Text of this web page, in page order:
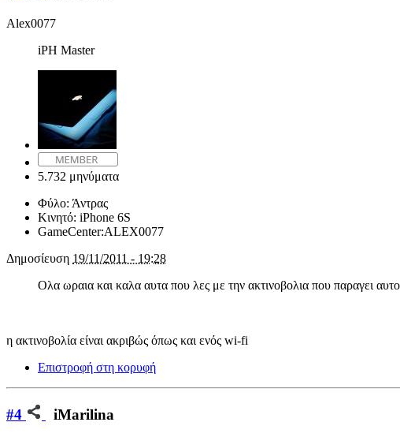
Alex0077
iPH Master
5.732 μηνύματα
Φύλο: Άντρας
Κινητό: iPhone 6S
GameCenter:ALEX0077
Δημοσίευση 19/11/2011 - 19:28
Ολα ωραια και καλα αυτα που λες με την ακτινοβολια που παραγει
η ακτινοβολία είναι ακριβώς όπως και ενός wi-fi
Επιστροφή στη κορυφή
#4 iMarilina